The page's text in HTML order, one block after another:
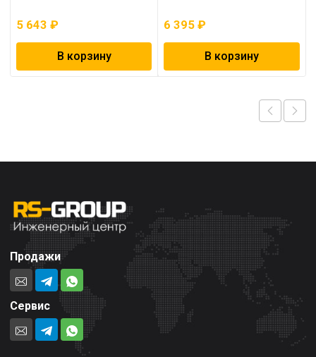
5 643 ₽
В корзину
6 395₽
В корзину
Продажи
Сервис